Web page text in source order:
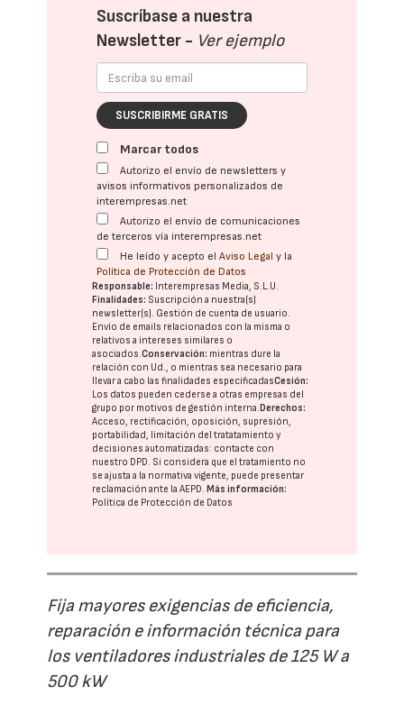
Suscríbase a nuestra
Newsletter - Ver ejemplo
SUSCRIBIRME GRATIS
Marcar todos
Autorizo el envío de newsletters y
avisos informativos personalizados de
interempresas.net
Autorizo el envío de comunicaciones
de terceros vía interempresas.net
He leído y acepto elAviso Legal y la
Política de Protección de Datos
Responsable: Interempresas Media, S.L.U.
Finalidades: Suscripción a nuestra(s)
newsletter(s). Gestión de cuenta de usuario.
Envío de emails relacionados con la misma o
relativos a intereses similares o
asociados.Conservación: mientras dure la
relación con Ud., o mientras sea necesario para
llevar a cabo las finalidades especificadasCesión:
Los datos pueden cederse a otras empresas del
grupo por motivos de gestión interna. Derechos:
Acceso, rectificación, oposición, supresión,
portabilidad, limitación del tratatamiento y
decisiones automatizadas: contacte con
nuestro DPD. Si considera que el tratamiento no
se ajusta a la normativa vigente, puede presentar
reclamación ante laAEPD. Más información:
Política de Protección de Datos
Fija mayores exigencias de eficiencia,
reparación e información técnica para
los ventiladores industriales de 125 W a
500 kW